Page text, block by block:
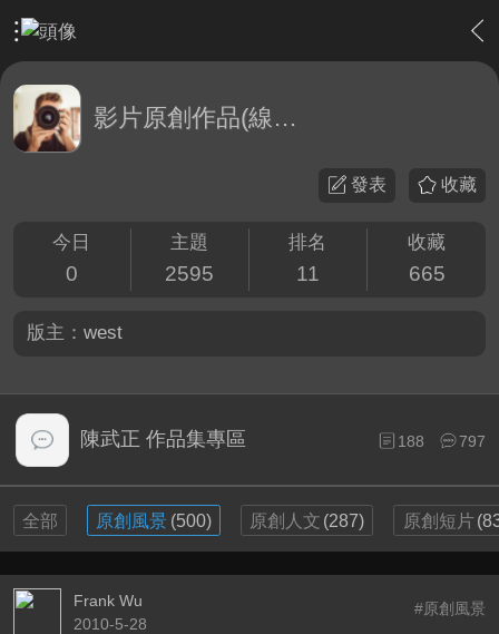
影片創作區 › 影片原創作品(線上觀賞區)
影片原創作品(線上觀賞區)
收藏
發表
今日
0
主題
2595
排名
11
收藏
665
版主： west
陳武正 作品集專區 188 797
全部 原創風景 (500) 原創人文 (287) 原創短片
Frank Wu
2010-5-28
#原創風景